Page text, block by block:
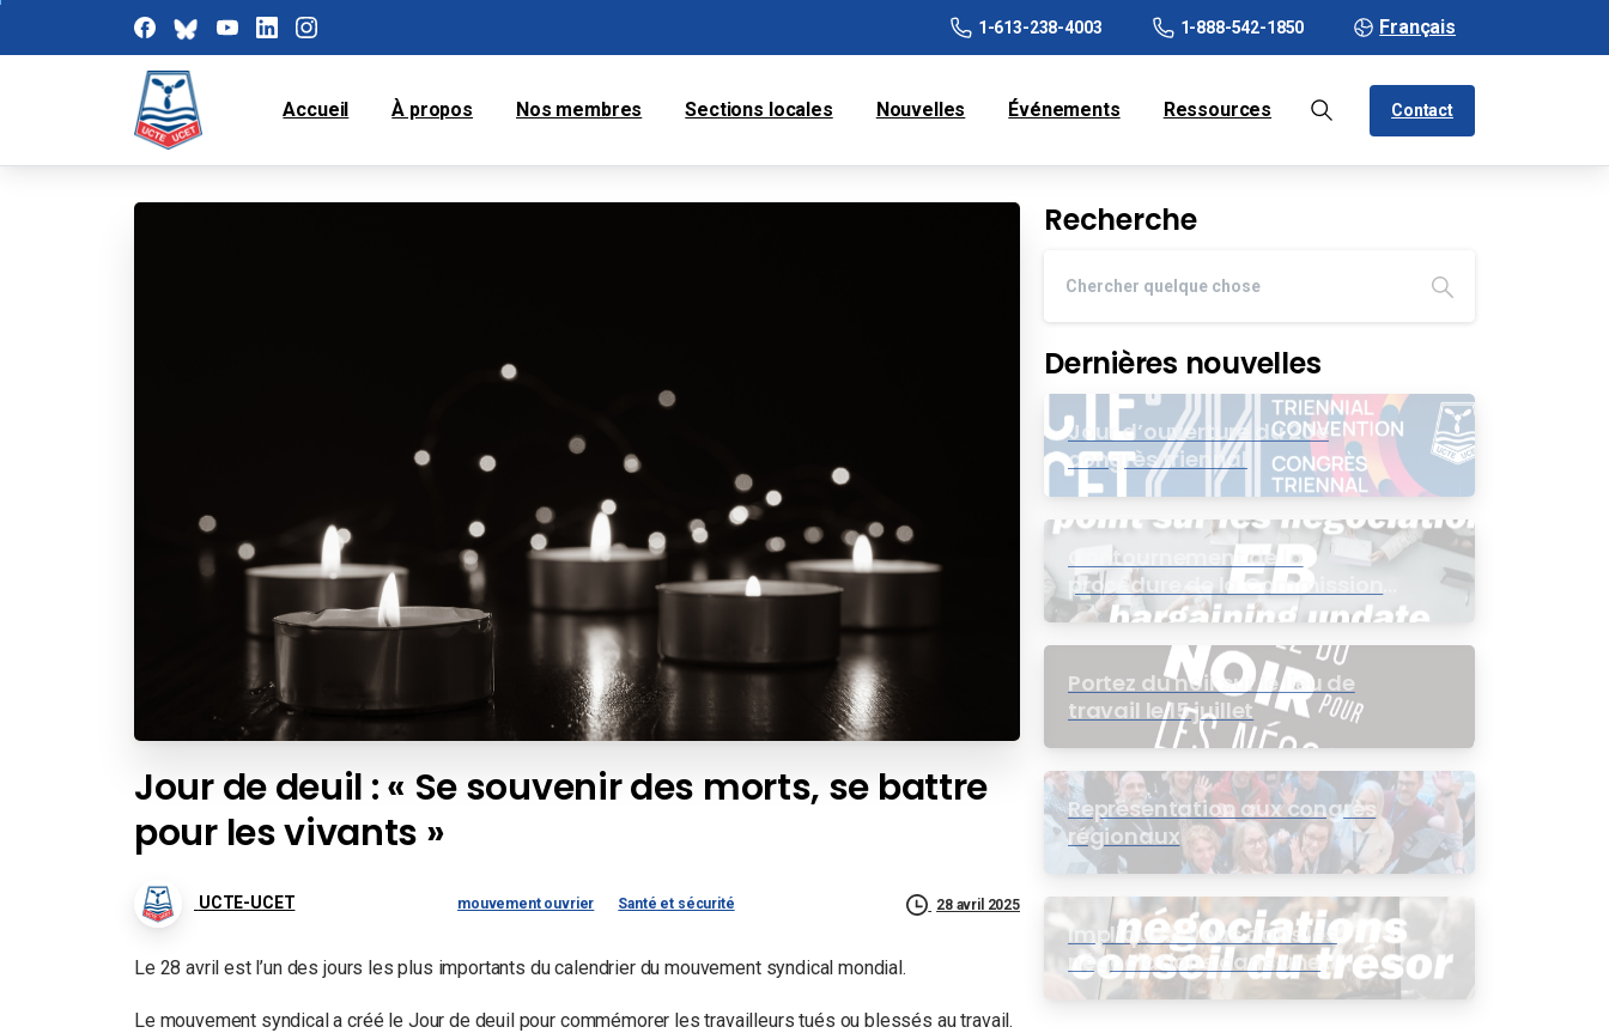
1-613-238-4003 1-888-542-1850 Français
Accueil À propos Nos membres Sections locales Nouvelles Événements Ressources Contact
Jour de deuil : « Se souvenir des morts, se battre
pour les vivants »
UCTE-UCET mouvement ouvrier Santé et sécurité 28 avril 2025
Le 28 avril est l’un des jours les plus importants du calendrier du mouvement syndical mondial.
Le mouvement syndical a créé le Jour de deuil pour commémorer les travailleurs tués ou blessés au travail.
Recherche
Dernières nouvelles
Jour d’ouverture du 20e
congrès triennal
Contournement de la
procédure de la Commission
de l’intérêt public (CIP) pour le
groupe EB
Portez du noir sur le lieu de
travail le 15 juillet
Représentation aux congrès
régionaux
Impliquez-vous dans les
négociations dans une
assemblée virtuelle